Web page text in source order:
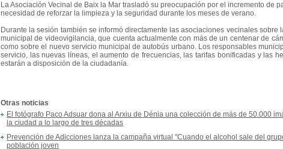
La Asociación Vecinal de Baix la Mar trasladó su preocupación por el incremento de
necesidad de reforzar la limpieza y la seguridad durante los meses de verano.
Durante la sesión también se informó directamente las asociaciones vecinales
municipal de videovigilancia, que cuenta actualmente con más de un centenar de
como sobre el nuevo servicio municipal de autobús urbano. Los responsables
servicio, las nuevas líneas, el aumento de frecuencias, las tarifas bonificadas y las
estarán a disposición de la ciudadanía.
Otras noticias
El fotógrafo Paco Adsuar dona al Arxiu de Dénia una colección de más de 50.000
la ciudad a lo largo de tres décadas
Prevención de Adicciones lanza la campaña virtual "Cuando el alcohol sale del
población joven